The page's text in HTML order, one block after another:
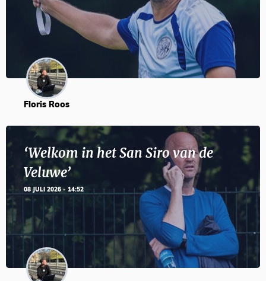
Floris Roos
‘Welkom in het San Siro van de
Veluwe’
08 JULI 2026 - 14:52